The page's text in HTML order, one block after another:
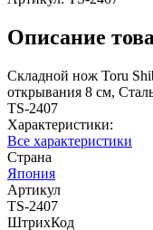
Описание
Складной нож Toru
открывания 8 см,
TS-2407
Характеристики:
Все характеристики
Страна
Япония
Артикул
TS-2407
ШтрихКод